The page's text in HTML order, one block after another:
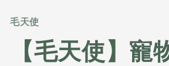
毛天使
【毛天使】寵